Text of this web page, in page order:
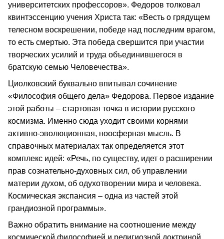
университетских профессоров». Федоров толковал
квинтэссенцию учения Христа так: «Весть о грядущем
телесном воскрешении, победе над последним врагом,
то есть смертью. Эта победа свершится при участии
творческих усилий и труда объединившегося в
братскую семью Человечества».
Циолковский буквально впитывал сочинение
«Философия общего дела» Федорова. Первое издание
этой работы – стартовая точка в истории русского
космизма. Именно сюда уходит своими корнями
активно-эволюционная, ноосферная мысль. В
справочных материалах так определяется этот
комплекс идей: «Речь, по существу, идет о расширении
прав сознательно-духовных сил, об управлении
материи духом, об одухотворении мира и человека.
Космическая экспансия – одна из частей этой
грандиозной программы».
Важно обратить внимание на соотношение между
космической философией и религиозной доктриной